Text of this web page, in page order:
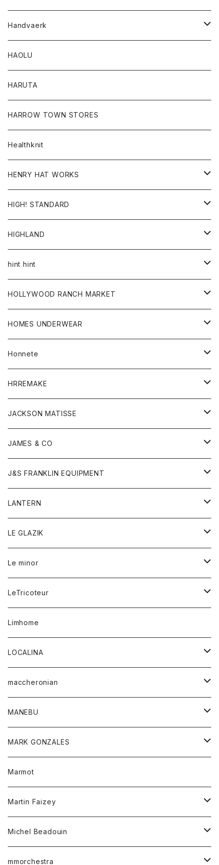
アウター
カーディガン
コート
トップス
シャツ
スウェット
レディース
カーディガン
コート
ボトム
パンツ
Handvaerk
トップス
Tシャツ
ロンTEE
HAOLU
HARUTA
HARROW TOWN STORES
Healthknit
HENRY HAT WORKS
帽子
HIGH! STANDARD
アウター
ジャケット
トップス
シャツ
カーディガン
ボトム
グッズ
帽子
HIGHLAND
帽子
hint hint
ストール
HOLLYWOOD RANCH MARKET
アウター
カーディガン
コート
フリース
アクセサリー
ウォレット
ストール
マフラー
リング
キッズ
Tシャツ
グッズ
アンダーウェア
靴
バンダナ
トップス
カーディガン
ジャケット
タンクトップ
Tシャツ
ベスト
ポロシャツ
ロングスリーブTシャツ
ボトム
オーバーオール
ショートパンツ
レディース
アウター
カーディガン
セーター
チュニック
HOMES UNDERWEAR
アウター
カーディガン
コート
キッズ
Tシャツ
ロンパース
グッズ
靴
ストール
トップス
カットソー
シャツ
ボトム
オーバーオール
ショートパンツ
レディース
オーバーオール
シャツ
ワンピース
ワンピース
Honnete
ブラウス
ワンピース
HRREMAKE
バック
キッズ
トレーナー
トップス
Gジャケット
スウェット
帽子
JACKSON MATISSE
Tシャツ
帽子
JAMES & CO
ボトム
J&S FRANKLIN EQUIPMENT
アウター
LANTERN
アウター
Tシャツ
LE GLAZIK
レディース
コート
シャツ
ワンピース
Tシャツ
Le minor
ボトム
スカート
パンツ
レディース
アウター
カットソー
トップス
シャツ
LeTricoteur
カーディガン
Limhome
LOCALINA
ロングスリーブテーシャツ
maccheronian
靴
MANEBU
靴
MARK GONZALES
トップス
Tシャツ
Marmot
Martin Faizey
ベルト
Michel Beadouin
トップス
mmorchestra